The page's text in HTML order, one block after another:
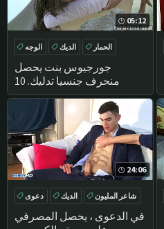
05:12
جورجيوس بنت يحصل
منحرف جنسيا تدليك. 10
الوجه الديك
الحمار
DEEPTHROAT
24:06
في الدعوى ، يحصل المصرفي
دعوى الديك
شاعر المليون
تدليك